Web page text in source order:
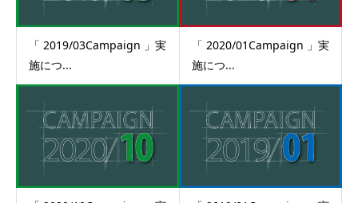
「 2019/03Campaign 」実
施につ...
「 2020/01Campaign 」実
施につ...